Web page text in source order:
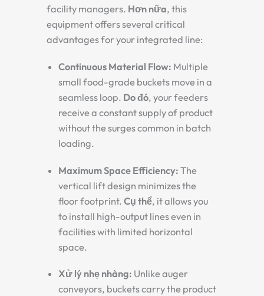
facility managers. Hơn nữa, this
equipment offers several critical
advantages for your integrated line:
Continuous Material Flow: Multiple
small food-grade buckets move in a
seamless loop. Do đó, your feeders
receive a constant supply of product
without the surges common in batch
loading.
Maximum Space Efficiency: The
vertical lift design minimizes the
floor footprint. Cụ thể, it allows you
to install high-output lines even in
facilities with limited horizontal
space.
Xử lý nhẹ nhàng: Unlike auger
conveyors, buckets carry the product